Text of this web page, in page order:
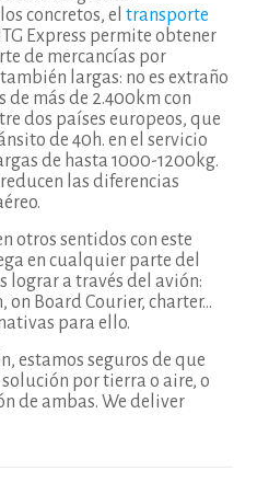
concretos, el transporte
Express permite obtener
de mercancías por
largas: no es extraño
de más de 2.400km con
dos países europeos, que
de 40h. en el servicio
de hasta 1000-1200kg.
las diferencias
otros sentidos con este
en cualquier parte del
lograr a través del avión:
on Board Courier, charter…
para ello.
estamos seguros de que
por tierra o aire, o
de ambas. We deliver